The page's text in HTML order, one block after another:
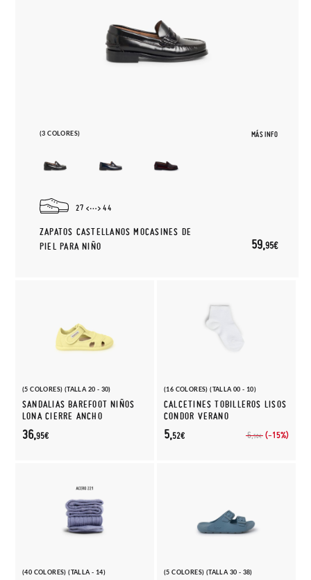
(3 COLORES) MÁS INFO
27 44
ZAPATOS CASTELLANOS MOCASINES DE
PIEL PARA NIÑO
59,95€
(5 COLORES) (TALLA 20 - 30)
SANDALIAS BAREFOOT NIÑOS
LONA CIERRE ANCHO
36,95€
(16 COLORES) (TALLA 00 - 10)
CALCETINES TOBILLEROS LISOS
CONDOR VERANO
6,50€ (-15%)
5,52€
(40 COLORES) (TALLA - 14) (5 COLORES) (TALLA 30 - 38)